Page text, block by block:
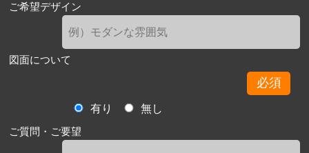
ご希望デザイン
図面について
必須
有り
無し
ご質問・ご要望